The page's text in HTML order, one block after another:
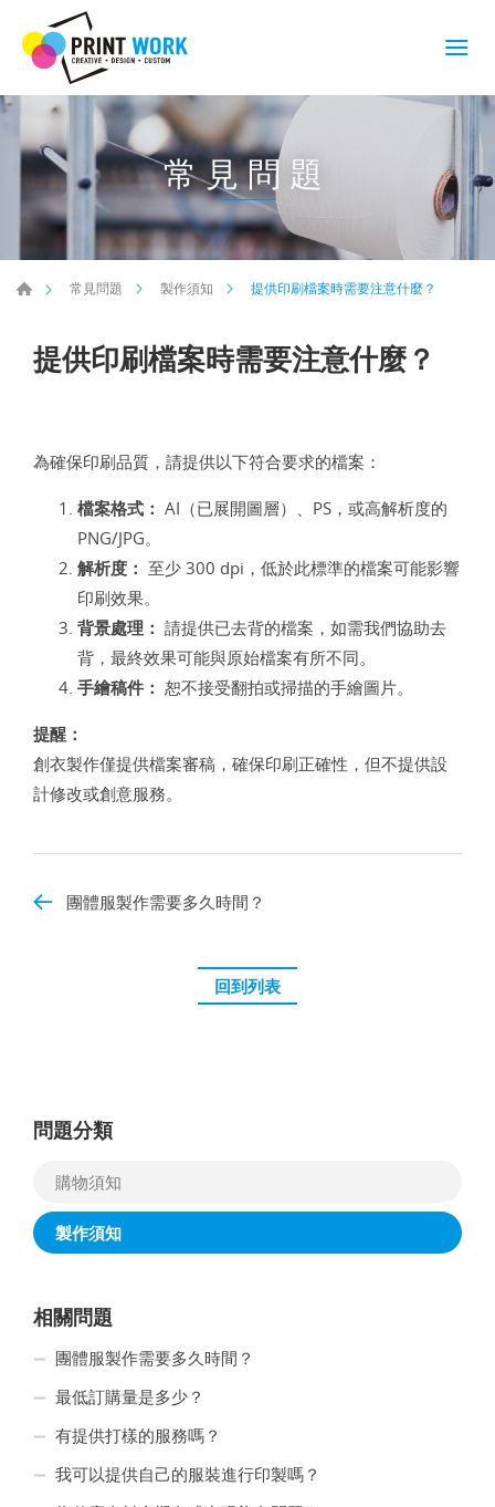
常見問題
常見問題 製作須知 提供印刷檔案時需要注意什麼？
提供印刷檔案時需要注意什麼？
為確保印刷品質，請提供以下符合要求的檔案：
檔案格式： AI（已展開圖層）、PS，或高解析度的
PNG/JPG。
解析度： 至少 300 dpi，低於此標準的檔案可能影響
印刷效果。
背景處理： 請提供已去背的檔案，如需我們協助去
背，最終效果可能與原始檔案有所不同。
手繪稿件： 恕不接受翻拍或掃描的手繪圖片。
提醒：
創衣製作僅提供檔案審稿，確保印刷正確性，但不提供設
計修改或創意服務。
團體服製作需要多久時間？
回到列表
問題分類
購物須知
製作須知
相關問題
團體服製作需要多久時間？
最低訂購量是多少？
有提供打樣的服務嗎？
我可以提供自己的服裝進行印製嗎？